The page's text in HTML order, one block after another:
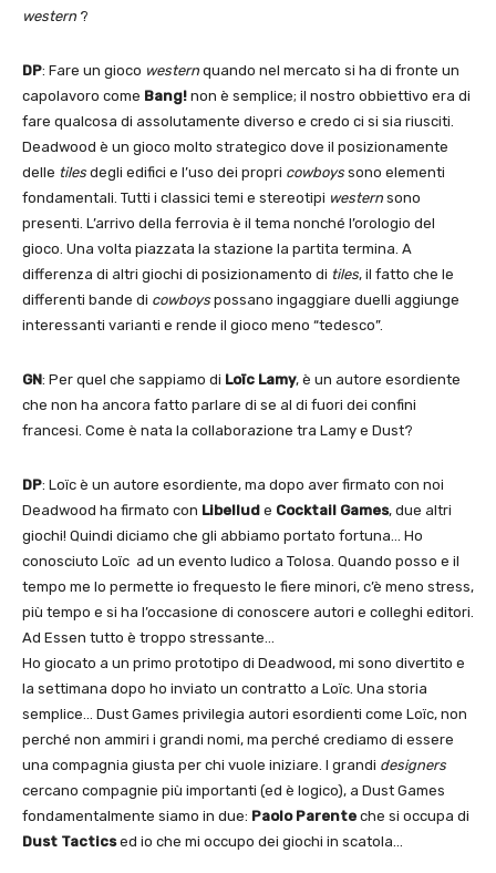
western ?
DP: Fare un gioco western quando nel mercato si ha di fronte un
capolavoro come Bang! non è semplice; il nostro obbiettivo era di
fare qualcosa di assolutamente diverso e credo ci si sia riusciti.
Deadwood è un gioco molto strategico dove il posizionamente
delle tiles degli edifici e l’uso dei propri cowboys sono elementi
fondamentali. Tutti i classici temi e stereotipi western sono
presenti. L’arrivo della ferrovia è il tema nonché l’orologio del
gioco. Una volta piazzata la stazione la partita termina. A
differenza di altri giochi di posizionamento di tiles, il fatto che le
differenti bande di cowboys possano ingaggiare duelli aggiunge
interessanti varianti e rende il gioco meno “tedesco”.
GN: Per quel che sappiamo di Loïc Lamy, è un autore esordiente
che non ha ancora fatto parlare di se al di fuori dei confini
francesi. Come è nata la collaborazione tra Lamy e Dust?
DP: Loïc è un autore esordiente, ma dopo aver firmato con noi
Deadwood ha firmato con Libellud e Cocktail Games, due altri
giochi! Quindi diciamo che gli abbiamo portato fortuna… Ho
conosciuto Loïc ad un evento ludico a Tolosa. Quando posso e il
tempo me lo permette io frequesto le fiere minori, c’è meno stress,
più tempo e si ha l’occasione di conoscere autori e colleghi editori.
Ad Essen tutto è troppo stressante…
Ho giocato a un primo prototipo di Deadwood, mi sono divertito e
la settimana dopo ho inviato un contratto a Loïc. Una storia
semplice… Dust Games privilegia autori esordienti come Loïc, non
perché non ammiri i grandi nomi, ma perché crediamo di essere
una compagnia giusta per chi vuole iniziare. I grandi designers
cercano compagnie più importanti (ed è logico), a Dust Games
fondamentalmente siamo in due: Paolo Parente che si occupa di
Dust Tacticsed io che mi occupo dei giochi in scatola…